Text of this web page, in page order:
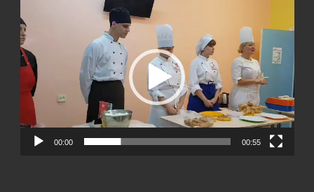
00:00 00:55